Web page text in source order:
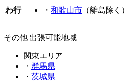
わ行 ・ 和歌山市 （離島除く）
その他 出張可能地域
関東エリア
・ 群馬県
・ 茨城県